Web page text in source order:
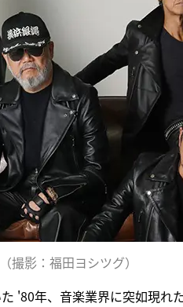
（撮影：福田ヨシツグ）
'80年、音楽業界に突如現れ